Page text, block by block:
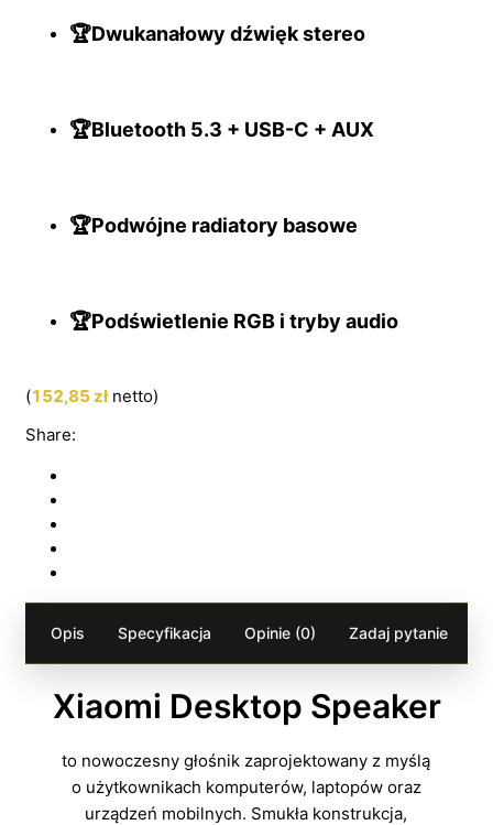
🏆Dwukanałowy dźwięk stereo
🏆Bluetooth 5.3 + USB-C + AUX
🏆Podwójne radiatory basowe
🏆Podświetlenie RGB i tryby audio
(152,85 złnetto)
Share:
Opis Specyfikacja Opinie (0) Zadaj pytanie
Xiaomi Desktop Speaker
to nowoczesny głośnik zaprojektowany z myślą
o użytkownikach komputerów, laptopów oraz
urządzeń mobilnych. Smukła konstrukcja,